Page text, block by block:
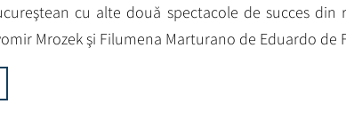
cu alte două spectacole de succes din
Mrozek şi Filumena Marturano de Eduardo de